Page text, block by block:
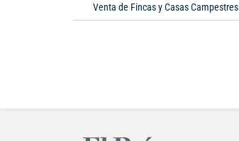
Venta de Fincas y Casas Campestres